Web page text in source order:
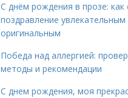
С днём рождения в прозе: как
поздравление увлекательным
оригинальным
Победа над аллергией:
методы и рекомендации
С днем рождения, моя